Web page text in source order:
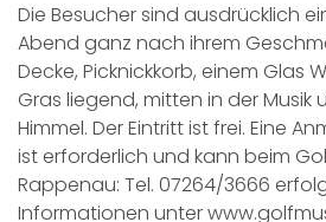
Die Besucher sind ausdrücklich
Abend ganz nach ihrem
Decke, Picknickkorb, einem Glas
Gras liegend, mitten in der Musik
Himmel. Der Eintritt ist frei. Eine
ist erforderlich und kann beim
Rappenau: Tel. 07264/3666
Informationen unter